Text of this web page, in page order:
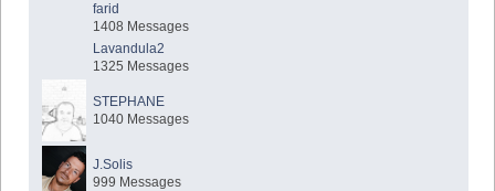
farid
1408 Messages
Lavandula2
1325 Messages
STEPHANE
1040 Messages
J.Solis
999 Messages